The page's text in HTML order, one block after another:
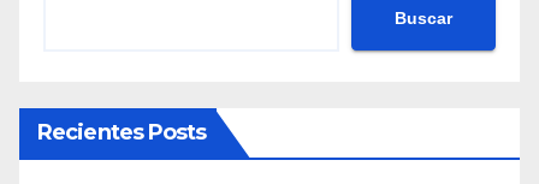
Buscar
Recientes Posts